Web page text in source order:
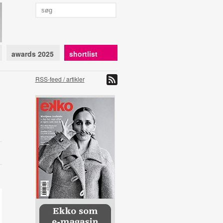
awards 2025 shortlist
RSS-feed / artikler